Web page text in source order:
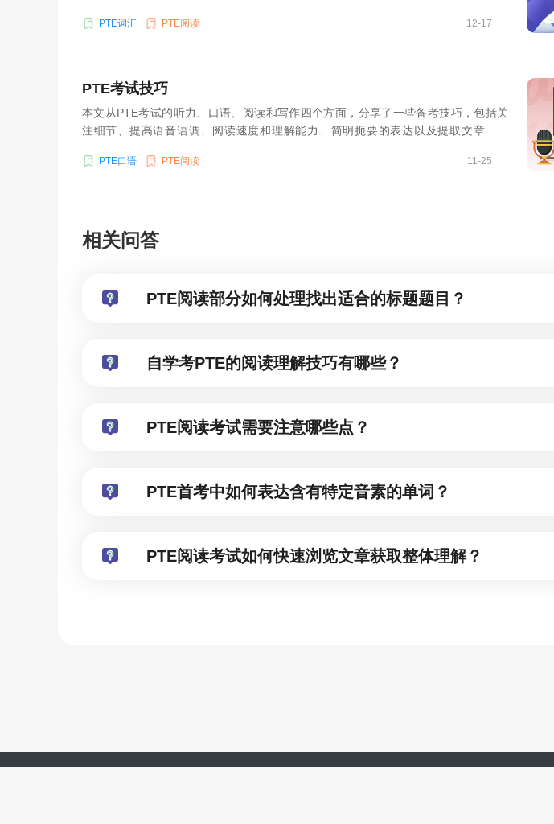
PTE词汇 PTE阅读 12-17
PTE考试技巧
本文从PTE考试的听力、口语、阅读和写作四个方面，分享了一些备考技巧，包括关
注细节、提高语音语调、阅读速度和理解能力、简明扼要的表达以及提取文章要点
PTE口语 PTE阅读 11-25
相关问答
PTE阅读部分如何处理找出适合的标题题目？
自学考PTE的阅读理解技巧有哪些？
PTE阅读考试需要注意哪些点？
PTE首考中如何表达含有特定音素的单词？
PTE阅读考试如何快速浏览文章获取整体理解？